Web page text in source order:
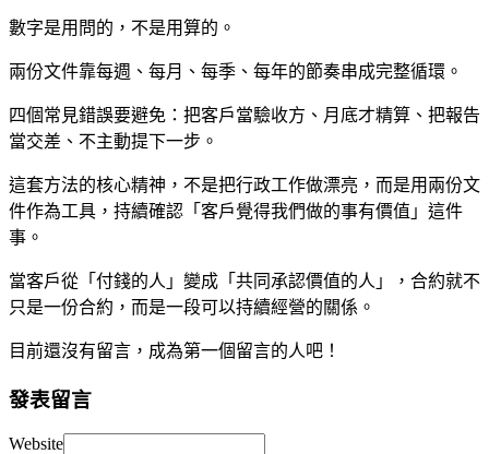
數字是用問的，不是用算的。
兩份文件靠每週、每月、每季、每年的節奏串成完整循環。
四個常見錯誤要避免：把客戶當驗收方、月底才精算、把報告
當交差、不主動提下一步。
這套方法的核心精神，不是把行政工作做漂亮，而是用兩份文
件作為工具，持續確認「客戶覺得我們做的事有價值」這件
事。
當客戶從「付錢的人」變成「共同承認價值的人」，合約就不
只是一份合約，而是一段可以持續經營的關係。
目前還沒有留言，成為第一個留言的人吧！
發表留言
Website